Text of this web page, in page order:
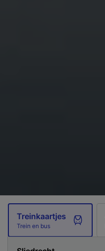
Treinkaartjes
Trein en bus